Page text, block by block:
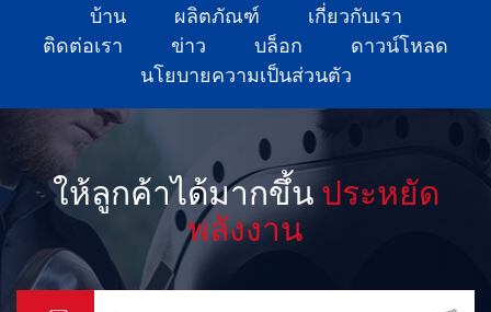
เครื่องอัดอากาศขั้นสูงและการผลิต
ที่สมบูรณ์แบบ สายเรา ปฏิบัติตาม
ขั้นตอนการควบคุมคุณภาพอย่าง
เข้มงวดตลอดกระบวนการผลิต
ทั้งหมด จาก การจัดหาวัตถุดิบการ
แปรรูปส่วนประกอบการประกอบ
เครื่องจักรไปจนถึงการทดสอบ
เครื่องจักร ' ประสิทธิภาพ. 3、
Qualification ใบรับรอง เรา ผ่าน
14001: 2015、 IATF16949: 2016
ผ่านศูนย์กลางและความเร็วต่ำ
บ้าน ผลิตภัณฑ์
เกี่ยวกับเรา
ติดต่อเรา
ข่าว บล็อก
ดาวน์โหลด
นโยบายความเป็นส่วนตัว
ให้ลูกค้าได้มากขึ้น ประหยัด
พลังงาน